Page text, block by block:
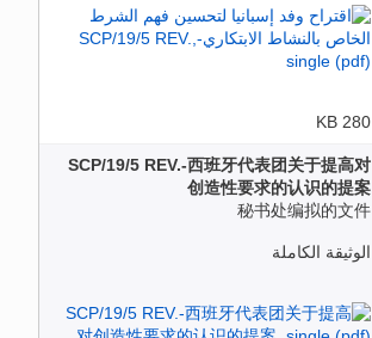
280 KB
SCP/19/5 REV.-西班牙代表团关于提高对
创造性要求的认识的提案
秘书处编拟的文件
الوثيقة الكاملة